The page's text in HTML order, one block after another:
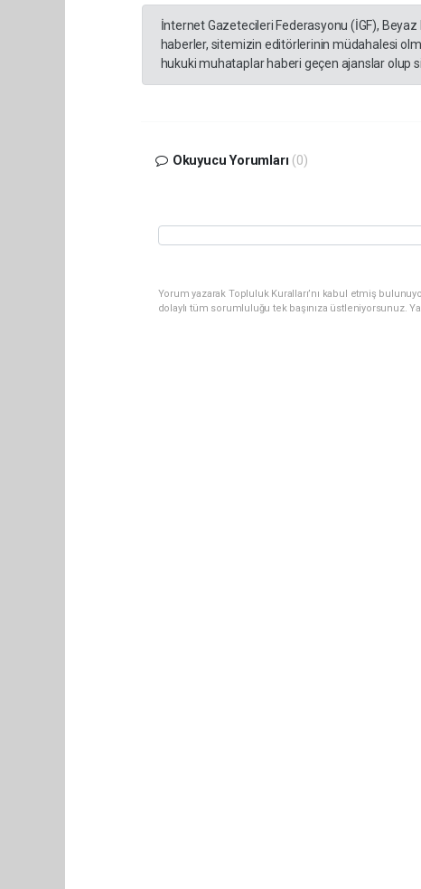
İnternet Gazetecileri Federasyonu (İGF),
haberler, sitemizin editörlerinin müdahalesi
hukuki muhataplar haberi geçen ajanslar olup
Okuyucu Yorumları (0)
Yorum yazarak Topluluk Kuralları’nı kabul etmiş
dolaylı tüm sorumluluğu tek başınıza üstleniyorsunuz.